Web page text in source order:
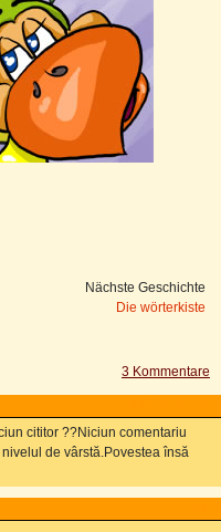
Nächste Geschichte
Die wörterkiste
3 Kommentare
cititor ??Niciun comentariu
de vârstă.Povestea însă